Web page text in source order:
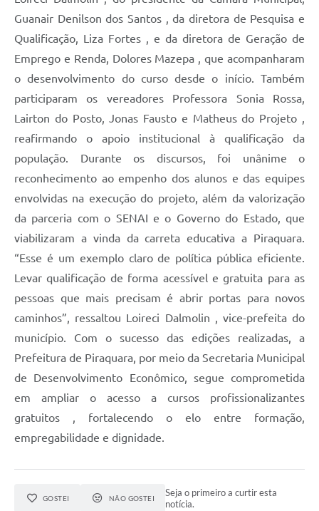
Guanair Denilson dos Santos , da diretora de Pesquisa e
Qualificação, Liza Fortes , e da diretora de Geração de
Emprego e Renda, Dolores Mazepa , que acompanharam
o desenvolvimento do curso desde o início. Também
participaram os vereadores Professora Sonia Rossa,
Lairton do Posto, Jonas Fausto e Matheus do Projeto ,
reafirmando o apoio institucional à qualificação da
população. Durante os discursos, foi unânime o
reconhecimento ao empenho dos alunos e das equipes
envolvidas na execução do projeto, além da valorização
da parceria com o SENAI e o Governo do Estado, que
viabilizaram a vinda da carreta educativa a Piraquara.
“Esse é um exemplo claro de política pública eficiente.
Levar qualificação de forma acessível e gratuita para as
pessoas que mais precisam é abrir portas para novos
caminhos”, ressaltou Loireci Dalmolin , vice-prefeita do
município. Com o sucesso das edições realizadas, a
Prefeitura de Piraquara, por meio da Secretaria Municipal
de Desenvolvimento Econômico, segue comprometida
em ampliar o acesso a cursos profissionalizantes
gratuitos , fortalecendo o elo entre formação,
empregabilidade e dignidade.
GOSTEI NÃO GOSTEI
Seja o primeiro a curtir esta
notícia.